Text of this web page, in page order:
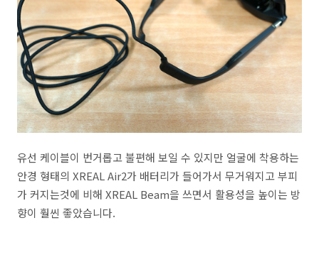
유선 케이블이 번거롭고 불편해 보일 수 있지만 얼굴에 착용하는
안경 형태의 XREAL Air2가 배터리가 들어가서 무거워지고 부피
가 커지는것에 비해 XREAL Beam을 쓰면서 활용성을 높이는 방
향이 훨씬 좋았습니다.